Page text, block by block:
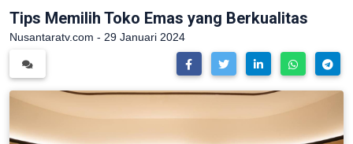
Tips Memilih Toko Emas yang Berkualitas
Nusantaratv.com - 29 Januari 2024